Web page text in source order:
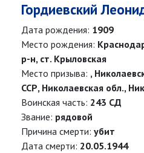
Гордиевский
Дата рождения: 1909
Место рождения:
р-н, ст. Крыловская
Место призыва: ,
ССР, Николаевская обл.,
Воинская часть: 243 СД
Звание: рядовой
Причина смерти: убит
Дата смерти: 20.05.1944